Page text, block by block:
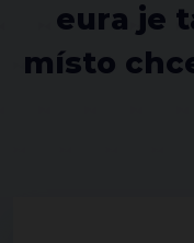
eura je
místo